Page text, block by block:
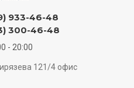
933-46-48
300-46-48
- 20:00
121/4 офис